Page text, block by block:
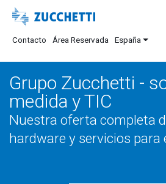
Contacto Área Reservada España
Grupo Zucchetti -
medida y TIC
Nuestra oferta completa
hardware y servicios para